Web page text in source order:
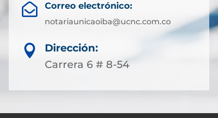
 Correo electrónico:
notariaunicaoiba@ucnc.com.co

Dirección:
Carrera 6 # 8-54